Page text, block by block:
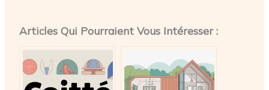
Articles Qui Pourraient Vous Intéresser :